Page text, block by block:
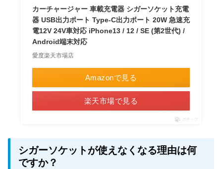
カーチャージャー 車載充電器 シガーソケット充電
器 USB出力ポート Type-C出力ポート 20W 急速充
電12V 24V車対応 iPhone13 / 12 / SE (第2世代) /
Android端末対応
愛度楽天市場店
Amazonで見る
楽天市場で見る
ポチップ
シガーソケットが使えなくなる理由は何
ですか？